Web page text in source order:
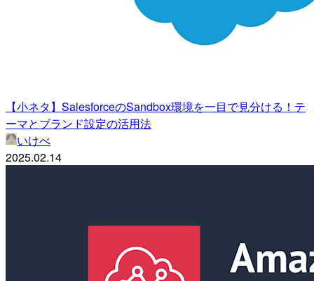
【小ネタ】SalesforceのSandbox環境を一目で見分ける！テ
ーマとブランド設定の活用法
いけべ
2025.02.14